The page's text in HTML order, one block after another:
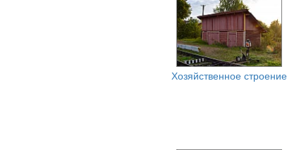
Хозяйственное строение